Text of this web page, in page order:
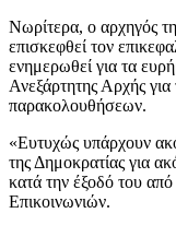
Νωρίτερα, ο αρχηγός
επισκεφθεί τον
ενημερωθεί για τα
Ανεξάρτητης Αρχής
παρακολουθήσεων.
«Ευτυχώς υπάρχουν
της Δημοκρατίας για
κατά την έξοδό του
Επικοινωνιών.